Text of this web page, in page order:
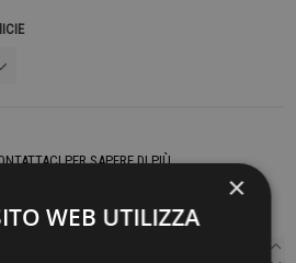
PER SAPERE DI PIÙ
×
WEB UTILIZZA